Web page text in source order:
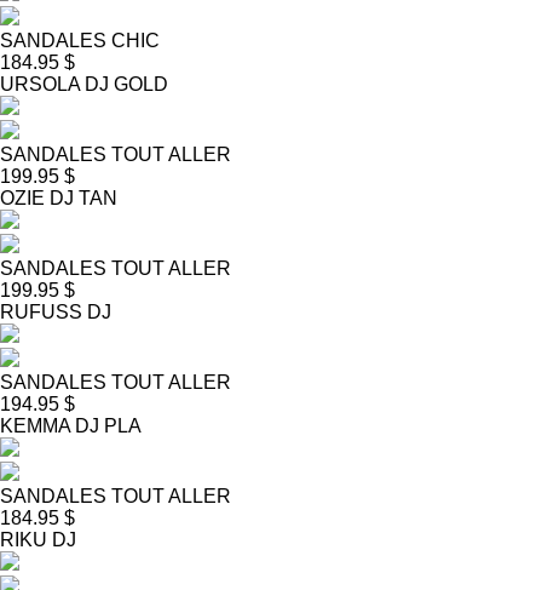
SANDALES CHIC
184.95 $
URSOLA DJ GOLD
SANDALES TOUT ALLER
199.95 $
OZIE DJ TAN
SANDALES TOUT ALLER
199.95 $
RUFUSS DJ
SANDALES TOUT ALLER
194.95 $
KEMMA DJ PLA
SANDALES TOUT ALLER
184.95 $
RIKU DJ